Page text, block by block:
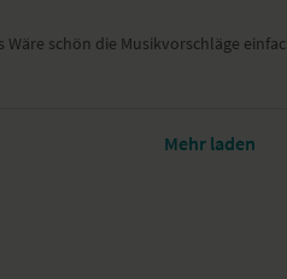
schön die Musikvorschläge
Mehr laden